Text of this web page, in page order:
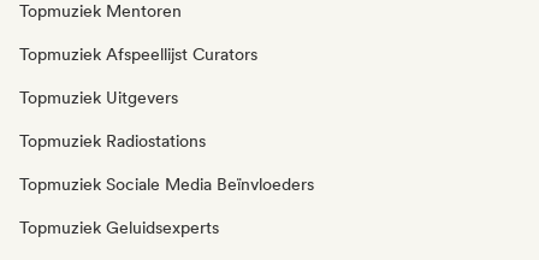
Topmuziek Mentoren
Topmuziek Afspeellijst Curators
Topmuziek Uitgevers
Topmuziek Radiostations
Topmuziek Sociale Media Beïnvloeders
Topmuziek Geluidsexperts